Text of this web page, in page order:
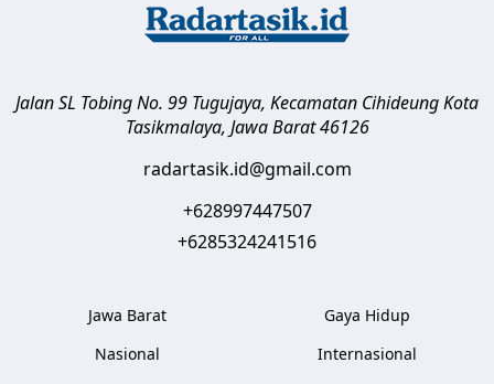
Jalan SL Tobing No. 99 Tugujaya, Kecamatan CihideungKota
Tasikmalaya, Jawa Barat 46126
radartasik.id@gmail.com
+628997447507
+6285324241516
Jawa Barat
Nasional
Gaya Hidup
Internasional